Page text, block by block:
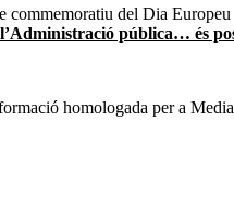
commemoratiu del Dia
pública… és
homologada per a